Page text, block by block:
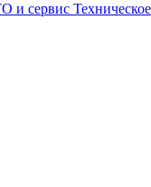
и сервис